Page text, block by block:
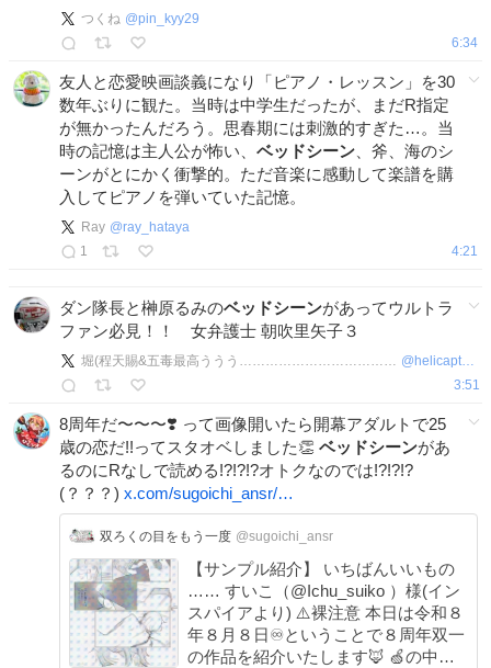
つくね @pin_kyy29
6:34
友人と恋愛映画談義になり「ピアノ・レッスン」を30
数年ぶりに観た。当時は中学生だったが、まだR指定
が無かったんだろう。思春期には刺激的すぎた…。当
時の記憶は主人公が怖い、 ベッドシーン 、斧、海のシ
ーンがとにかく衝撃的。ただ音楽に感動して楽譜を購
入してピアノを弾いていた記憶。
Ray @ray_hataya
1
4:21
ダン隊長と榊原るみのベッドシーンがあってウルトラ
ファン必見！！ 女弁護士 朝吹里矢子３
堀(程天賜&五毒最高ううう………………………………)田 @ helicapter3
3:51
8周年だ〜〜〜❣️ って画像開いたら開幕アダルトで25
歳の恋だ!!ってスタオベしました👏 ベッドシーンがあ
るのにRなしで読める!?!?!?オトクなのでは!?!?!?
(？？？) x.com/sugoichi_ansr/…
双ろくの目をもう一度 @sugoichi_ansr
【サンプル紹介】 いちばんいいもの
…… すいこ（@Ichu_suiko ）様(イン
スパイアより) ⚠️裸注意 本日は令和８
年８月８日♾ということで８周年双一
の作品を紹介いたします🦊 🍏の中で